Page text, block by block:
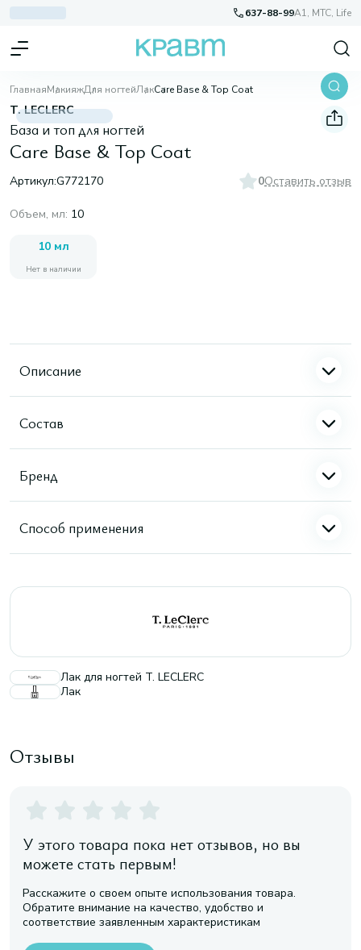
637-88-99A1, МТС, Life
ГлавнаяМакияжДля ногтейЛакCare Base & Top Coat
T. LECLERC
База и топ для ногтей
Care Base & Top Coat
Артикул:G772170 0Оставить отзыв
Объем, мл: 10
10 мл
Нет в наличии
Описание
Состав
Бренд
Способ применения
Лак для ногтей T. LECLERC
Лак
Отзывы
У этого товара пока нет отзывов, но вы
можете стать первым!
Расскажите о своем опыте использования товара.
Обратите внимание на качество, удобство и
соответствие заявленным характеристикам